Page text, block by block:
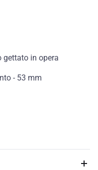
gettato in opera
- 53 mm